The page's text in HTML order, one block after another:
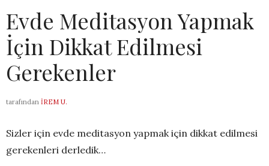
Evde Meditasyon Yapmak
İçin Dikkat Edilmesi
Gerekenler
tarafından İREM U.
Sizler için evde meditasyon yapmak için dikkat edilmesi
gerekenleri derledik…